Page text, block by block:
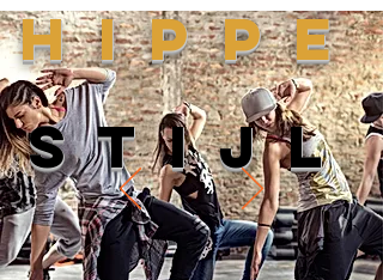
HIPPE
STIJL